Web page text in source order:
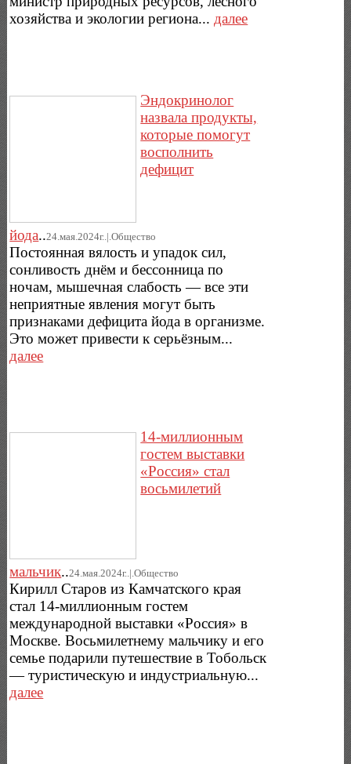
хозяйства и экологии региона...далее
Эндокринолог
назвала продукты,
которые помогут
восполнить
дефицит
йода..24.мая.2024г..|.Общество
Постоянная вялость и упадок сил,
сонливость днём и бессонница по
ночам, мышечная слабость — все эти
неприятные явления могут быть
признаками дефицита йода в организме.
Это может привести к серьёзным...
далее
14-миллионным
гостем выставки
«Россия» стал
восьмилетий
мальчик..24.мая.2024г..|.Общество
Кирилл Старов из Камчатского края
стал 14-миллионным гостем
международной выставки «Россия» в
Москве. Восьмилетнему мальчику и его
семье подарили путешествие в Тобольск
— туристическую и индустриальную...
далее